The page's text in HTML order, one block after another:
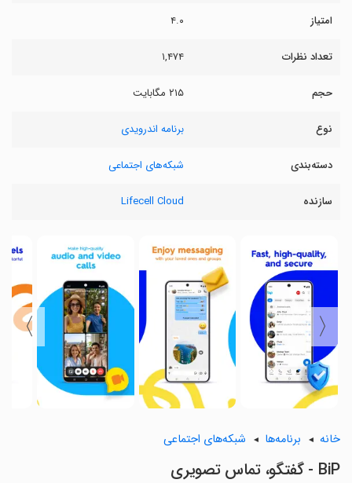
امتیاز ۴.۰
تعداد نظرات ۱,۴۷۴
حجم ۲۱۵ مگابایت
نوع برنامه اندرویدی
دسته‌بندی شبکه‌های اجتماعی
سازنده Lifecell Cloud
〈
〉
خانه برنامه‌ها شبکه‌های اجتماعی
BiP - گفتگو، تماس تصویری